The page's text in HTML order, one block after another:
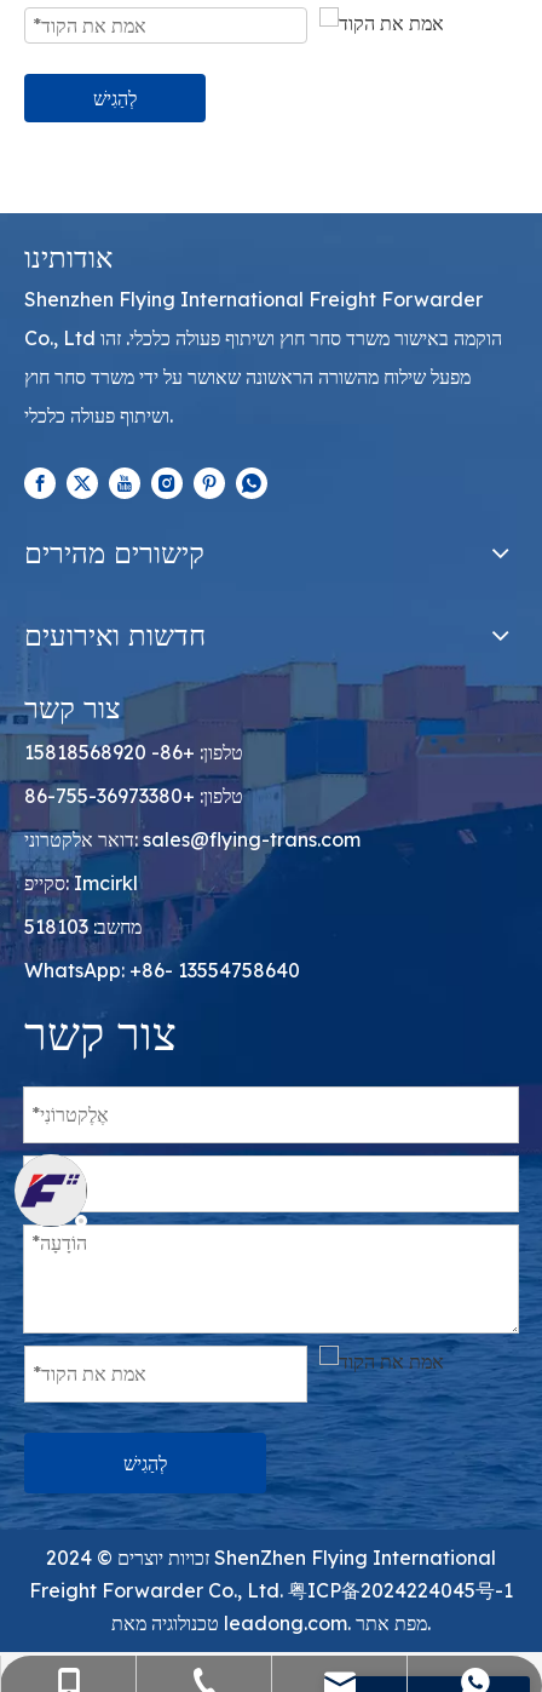
לְהַגִישׁ
אודותינו
Shenzhen Flying International Freight Forwarder
Co., Ltd הוקמה באישור משרד סחר חוץ ושיתוף פעולה כלכלי. זהו
מפעל שילוח מהשורה הראשונה שאושר על ידי משרד סחר חוץ
ושיתוף פעולה כלכלי.
קישורים מהירים
חדשות ואירועים
צור קשר
טלפון: +86- 15818568920
טלפון: +86-755-36973380
דואר אלקטרוני: sales@flying-trans.com
סקייפ: Imcirkl
מחשב: 518103
WhatsApp: +86- 13554758640
צור קשר
לְהַגִישׁ
+86- 15818568920
+86-755-36973380
sales@flying-trans.com
+86 13554758640
זכויות יוצרים ©️ 2024 ShenZhen Flying International
Freight Forwarder Co., Ltd. 粤ICP备2024224045号-1
leadong.com. מפת אתר.